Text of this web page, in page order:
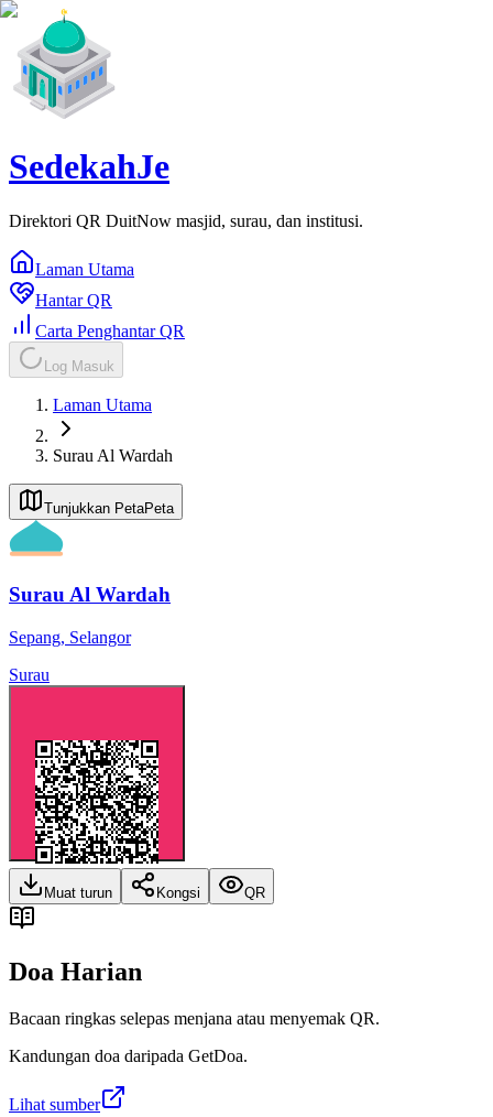
SedekahJe
Direktori QR DuitNow masjid, surau, dan institusi.
Laman Utama
Hantar QR
Carta Penghantar QR
Log Masuk
Laman Utama
Surau Al Wardah
Tunjukkan PetaPeta
Surau Al Wardah
Sepang, Selangor
Surau
Muat turun Kongsi QR
Doa Harian
Bacaan ringkas selepas menjana atau menyemak QR.
Kandungan doa daripada GetDoa.
Lihat sumber